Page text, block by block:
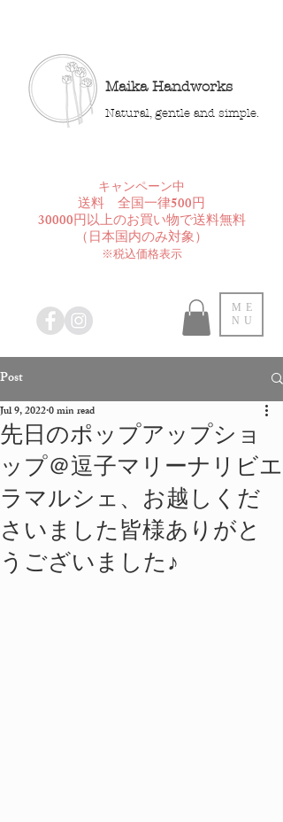
Maika Handworks
Natural, gentle and simple.
​キャンペーン中
送料 全国一律500円
30000円以上のお買い物で送料無料
​（日本国内のみ対象）
※税込価格表示
ME
NU
Post
先日のポップアップショ
ップ＠逗子マリーナリビエ
ラマルシェ、お越しくだ
さいました皆様ありがと
うございました♪
Jul 9, 20220 min read